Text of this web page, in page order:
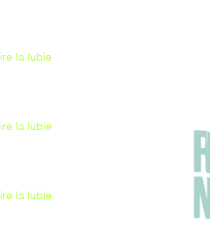
lire la lubie
lire la lubie
lire la lubie